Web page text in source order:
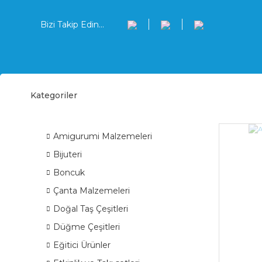
Bizi Takip Edin...
Kategoriler
ÜRÜN GRUPLARI
Amigurumi Malzemeleri
Bijuteri
Boncuk
Çanta Malzemeleri
Doğal Taş Çeşitleri
Düğme Çeşitleri
Eğitici Ürünler